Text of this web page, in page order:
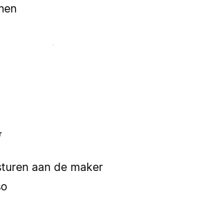
aan de maker